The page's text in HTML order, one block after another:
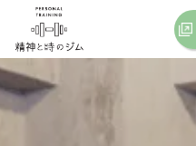
トップ
当ジムの特徴